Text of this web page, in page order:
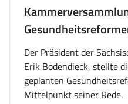
Der Präsident der
Erik Bodendieck, stellte
geplanten
Mittelpunkt seiner Rede.